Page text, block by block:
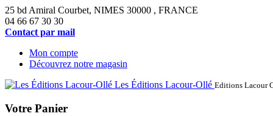
25 bd Amiral Courbet, NIMES 30000 , FRANCE
04 66 67 30 30
Contact par mail
Mon compte
Découvrez notre magasin
Les Éditions Lacour-Ollé Editions Lacour
Votre Panier